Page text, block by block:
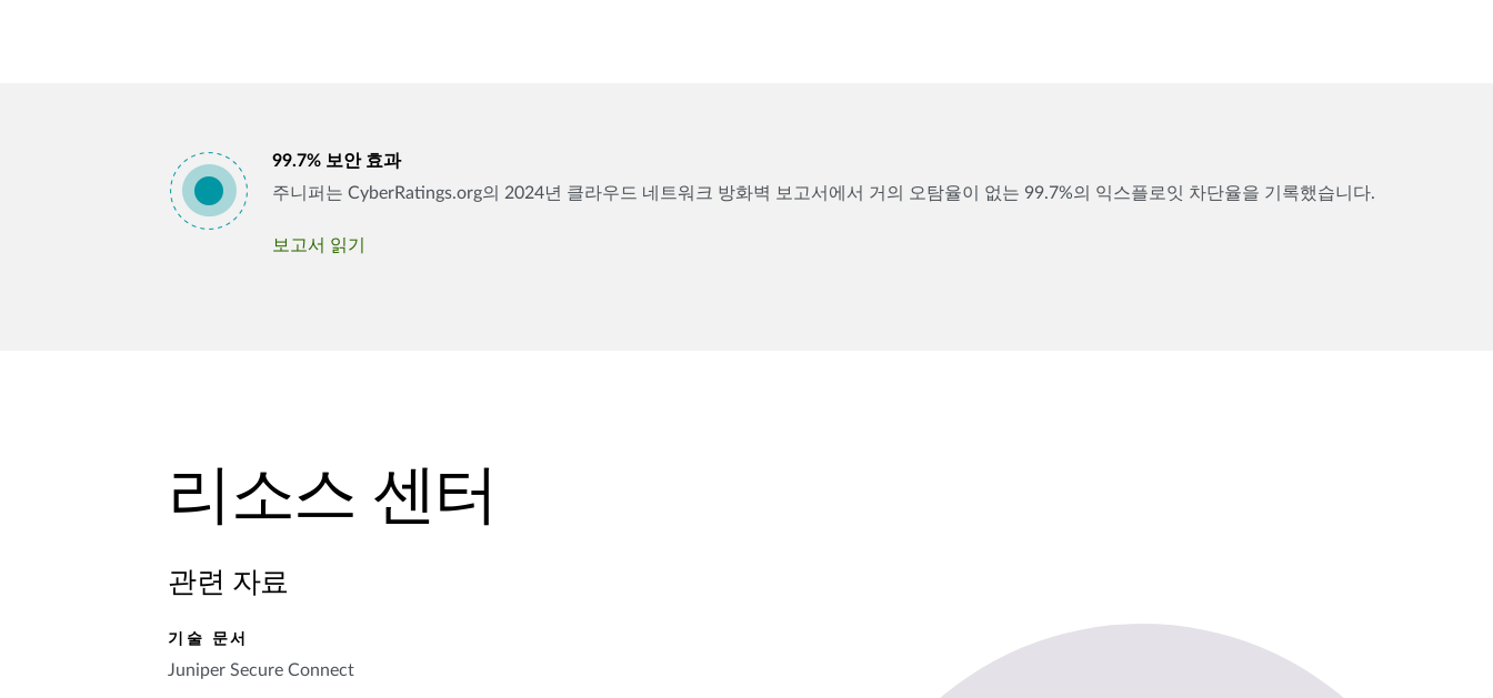
99.7% 보안 효과
주니퍼는 CyberRatings.org의 2024년 클라우드 네트워크 방화벽 보고서에서 거의 오탐율이 없는 99.7%의 익스플로잇 차단율을 기록했습니다.
보고서 읽기
리소스 센터
관련 자료
기술 문서
Juniper Secure Connect